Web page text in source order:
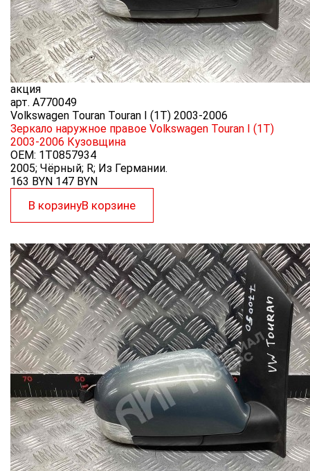
акция
арт. A770049
Volkswagen Touran Touran I (1T) 2003-2006
Зеркало наружное правое Volkswagen Touran I (1T)
2003-2006 Кузовщина
OEM: 1T0857934
2005; Чёрный; R; Из Германии.
163 BYN 147 BYN
В корзинуВ корзине